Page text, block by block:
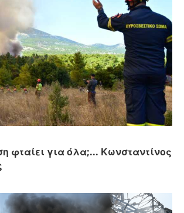
φταίει για όλα;... Κωνσταντίνος